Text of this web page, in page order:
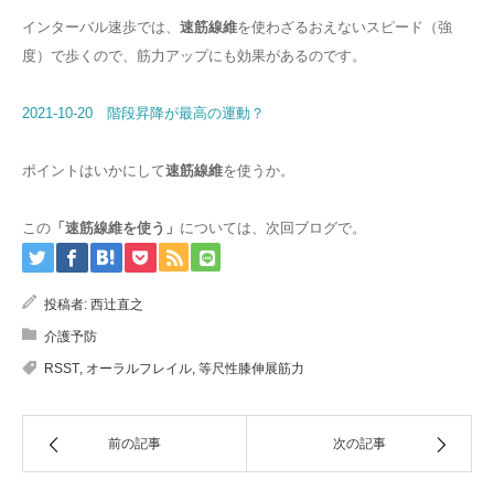
インターバル速歩では、 速筋線維を使わざるおえないスピード（強
度）で歩くので、筋力アップにも効果があるのです。
2021-10-20 階段昇降が最高の運動？
ポイントはいかにして速筋線維を使うか。
この 「速筋線維を使う」 については、次回ブログで。
投稿者: 西辻直之
介護予防
RSST オーラルフレイル 等尺性膝伸展筋力
前の記事 次の記事